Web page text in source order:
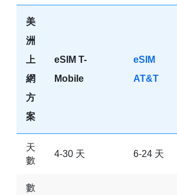
美
洲
上
網
方
案
eSIM T-
Mobile
eSIM
AT&T
天
數
4-30 天 6-24 天
數